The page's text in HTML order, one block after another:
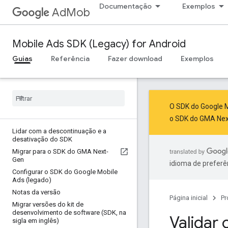
AdMob Documentação Exemplos
Mobile Ads SDK (Legacy) for Android
Guias Referência Fazer download Exemplos
Lidar com a descontinuação e a
desativação do SDK
Migrar para o SDK do GMA Next-
Gen
Configurar o SDK do Google Mobile
Ads (legado)
Notas da versão
Migrar versões do kit de
desenvolvimento de software (SDK, na
sigla em inglês)
O SDK do
o SDK do GMA
idioma de
Página inicial
Validar